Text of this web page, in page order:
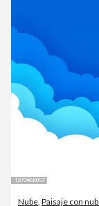
Nube, Paisaje con